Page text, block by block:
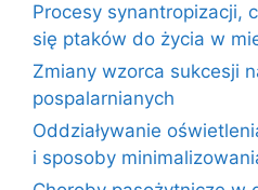
Procesy synantropizacji,
się ptaków do życia w
Zmiany wzorca sukcesji
pospalarnianych
Oddziaływanie
i sposoby